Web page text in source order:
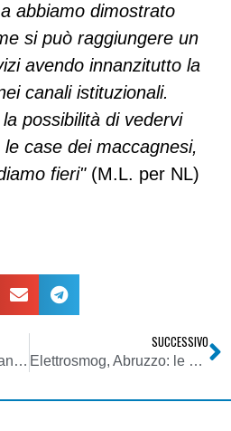
abbiamo dimostrato
si può raggiungere un
avendo innanzitutto la
canali istituzionali.
possibilità di vedervi
case dei maccagnesi,
fieri"(M.L. per NL)
Tv: Sky, i 10 anni che hanno cambiato la televisione in Italia
SUCCESSIVO
Elettrosmog, Abruzzo: le antenne restano a San Silvestro «Delocalizzazione forzosa», il Tar accoglie i ricorsi delle TV